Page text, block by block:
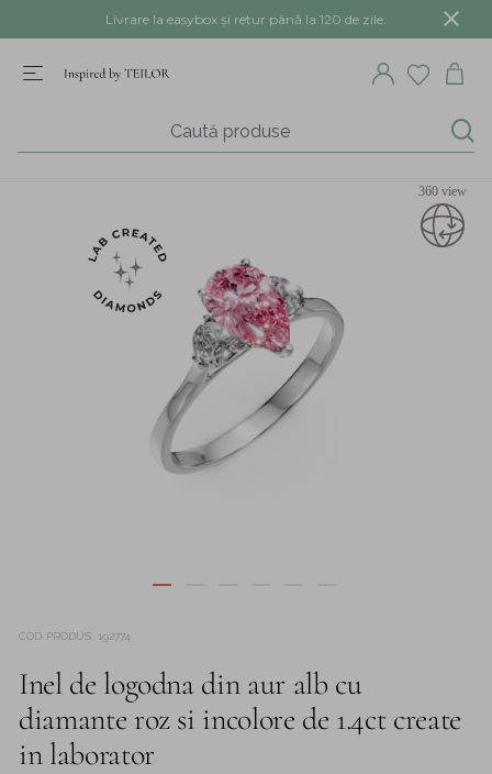
Livrare la easybox și retur până la 120 de zile.
360 view
COD PRODUS 192774
Inel de logodna din aur alb cu
diamante roz si incolore de 1.4ct create
in laborator